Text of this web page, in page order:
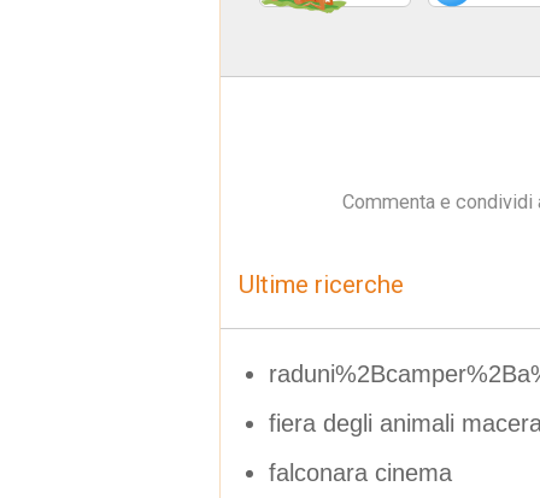
Commenta e
Ultime ricerche
fiera degli animali
falconara cinema